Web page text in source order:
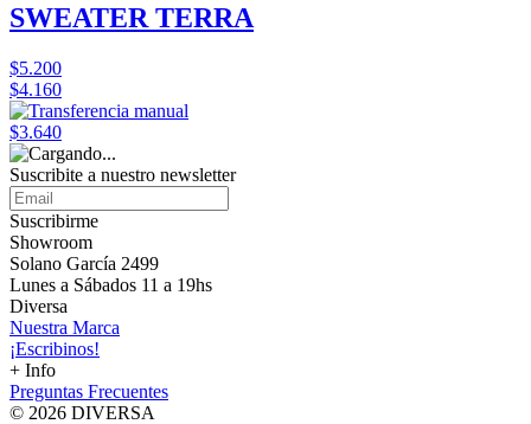
SWEATER TERRA
$5.200
$4.160
$3.640
Suscribite a nuestro newsletter
Suscribirme
Showroom
Solano García 2499
Lunes a Sábados 11 a 19hs
Diversa
Nuestra Marca
¡Escribinos!
+ Info
Preguntas Frecuentes
© 2026 DIVERSA